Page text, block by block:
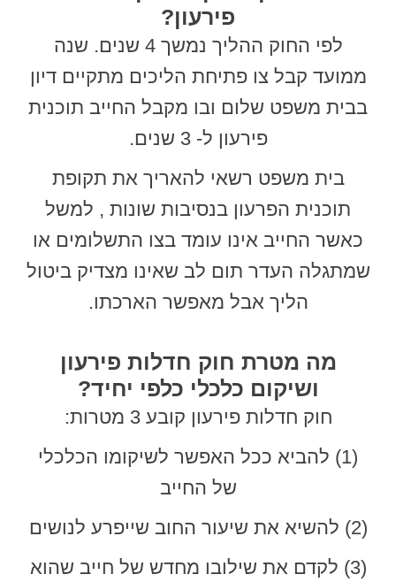
פירעון?
לפי החוק ההליך נמשך 4 שנים. שנה
ממועד קבל צו פתיחת הליכים מתקיים דיון
בבית משפט שלום ובו מקבל החייב תוכנית
פירעון ל- 3 שנים.
בית משפט רשאי להאריך את תקופת
תוכנית הפרעון בנסיבות שונות , למשל
כאשר החייב אינו עומד בצו התשלומים או
שמתגלה העדר תום לב שאינו מצדיק ביטול
הליך אבל מאפשר הארכתו.
מה מטרת חוק חדלות פירעון
ושיקום כלכלי כלפי יחיד?
חוק חדלות פירעון קובע 3 מטרות:
(1) להביא ככל האפשר לשיקומו הכלכלי
של החייב
(2) להשיא את שיעור החוב שייפרע לנושים
(3) לקדם את שילובו מחדש של חייב שהוא